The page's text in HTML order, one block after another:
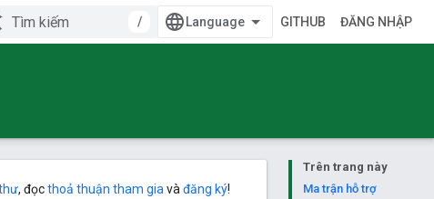
/ GITHUB ĐĂNG NHẬP
Trên trang này
Ma trận hỗ trợ
, đọcthoả thuận tham gia và đăng ký!